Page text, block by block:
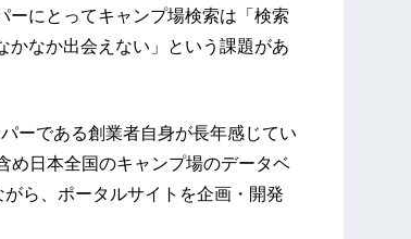
ーにとってキャンプ場検索は「検索
かなか出会えない」という課題があ
ーである創業者自身が長年感じてい
め日本全国のキャンプ場のデータベ
ら、ポータルサイトを企画・開発